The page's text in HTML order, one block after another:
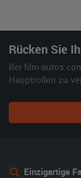
Rücken Sie
Bei film-
Hauptrollen zu
Einzigartige